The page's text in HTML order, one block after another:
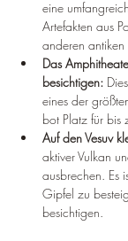
eine
Artefakten aus
anderen
Das
besichtigen:
eines der
bot Platz für
Auf den Vesuv
aktiver Vulkan
ausbrechen. Es
Gipfel zu
besichtigen.